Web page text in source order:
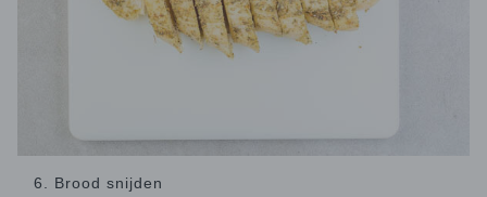
6. Brood snijden